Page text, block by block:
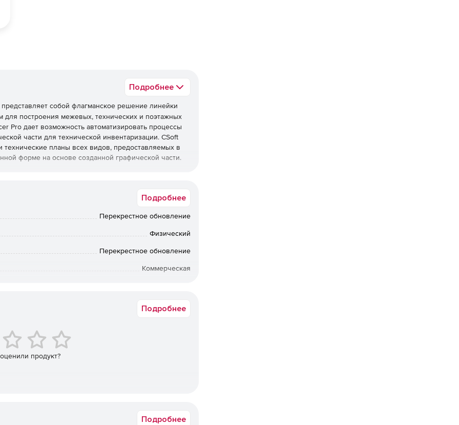
Подробнее
представляет собой флагманское решение линейки
для построения межевых, технических и поэтажных
Pro дает возможность автоматизировать процессы
части для технической инвентаризации. CSoft
планы всех видов, предоставляемых в
форме на основе созданной графической части.
передачу данных в сторонние приложения.
Pro:
России.
выгрузки с электронной подписью для передачи в
планов помещений.
планами: редактирование и калибровка,
Подробнее
Перекрестное обновление
Физический
Перекрестное обновление
Коммерческая
Подробнее
продукт?
Подробнее